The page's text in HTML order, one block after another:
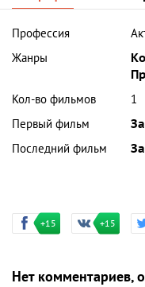
Профессия
Жанры
Кол-во фильмов
1
Первый фильм
Последний фильм
+15 +15
Нет комментариев,